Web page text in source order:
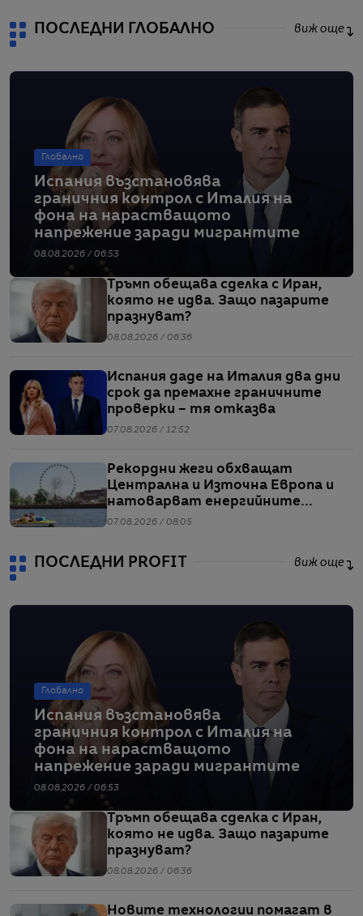
ПОСЛЕДНИ ГЛОБАЛНО виж още
Глобално
Испания възстановява
граничния контрол с Италия на
фона на нарастващото
напрежение заради мигрантите
08.08.2026 / 06:53
Тръмп обещава сделка с Иран,
която не идва. Защо пазарите
празнуват?
08.08.2026 / 06:36
Испания даде на Италия два дни
срок да премахне граничните
проверки – тя отказва
07.08.2026 / 12:52
Рекордни жеги обхващат
Централна и Източна Европа и
натоварват енергийните
системи
07.08.2026 / 08:05
ПОСЛЕДНИ PROFIT виж още
Глобално
Испания възстановява
граничния контрол с Италия на
фона на нарастващото
напрежение заради мигрантите
08.08.2026 / 06:53
Тръмп обещава сделка с Иран,
която не идва. Защо пазарите
празнуват?
08.08.2026 / 06:36
Новите технологии помагат в